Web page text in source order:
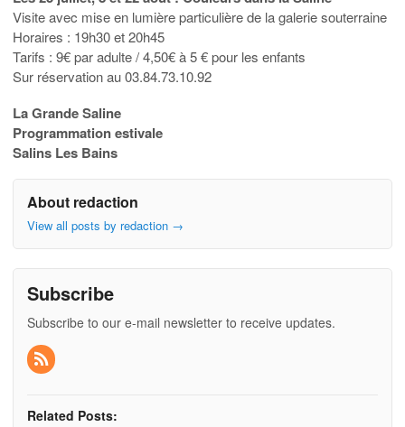
Visite avec mise en lumière particulière de la galerie souterraine
Horaires : 19h30 et 20h45
Tarifs : 9€ par adulte / 4,50€ à 5 € pour les enfants
Sur réservation au 03.84.73.10.92
La Grande Saline
Programmation estivale
Salins Les Bains
About redaction
View all posts by redaction →
Subscribe
Subscribe to our e-mail newsletter to receive updates.
Related Posts: